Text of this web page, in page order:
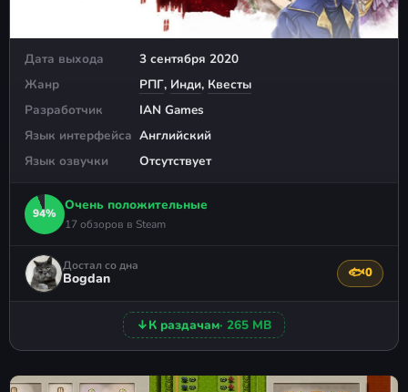
Дата выхода
3 сентября 2020
Жанр
РПГ, Инди, Квесты
Разработчик
IAN Games
Язык интерфейса Английский
Язык озвучки
Отсутствует
94%
Очень положительные
17 обзоров в Steam
Достал со дна
Bogdan 🐟0
↓К раздачам· 265 MB